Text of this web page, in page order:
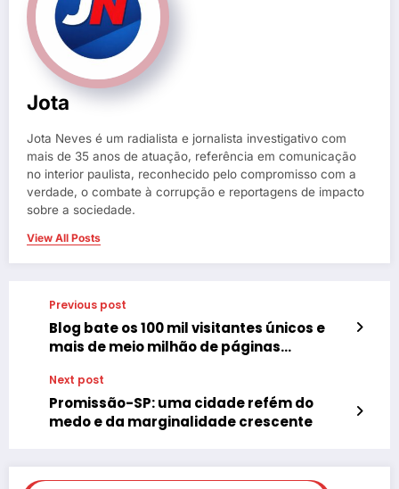
Jota
Jota Neves é um radialista e jornalista investigativo com
mais de 35 anos de atuação, referência em comunicação
no interior paulista, reconhecido pelo compromisso com a
verdade, o combate à corrupção e reportagens de impacto
sobre a sociedade.
View All Posts
Previous post
Blog bate os 100 mil visitantes únicos e
mais de meio milhão de páginas
Next post
Promissão-SP: uma cidade refém do
medo e da marginalidade crescente